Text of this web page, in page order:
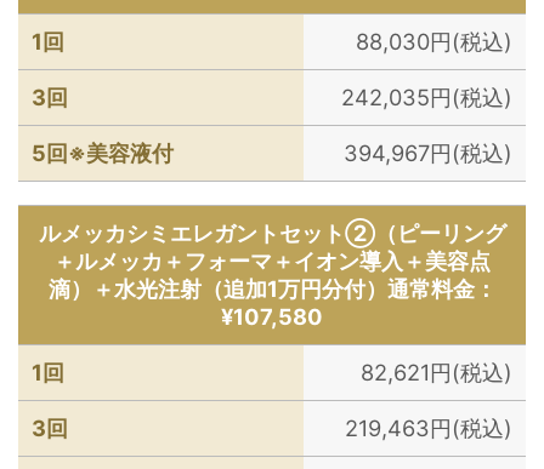
1回 88,030円(税込)
3回 242,035円(税込)
5回※美容液付 394,967円(税込)
ルメッカシミエレガントセット②（ピーリング
＋ルメッカ＋フォーマ＋イオン導入＋美容点
滴）＋水光注射（追加1万円分付）通常料金：
¥107,580
1回 82,621円(税込)
3回 219,463円(税込)